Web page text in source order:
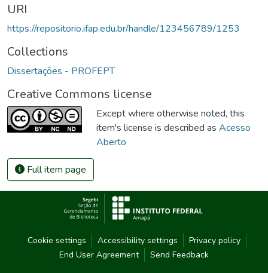
URI
https://repositorio.ifap.edu.br/handle/123456789/1253
Collections
Dissertações - PROFEPT
Creative Commons license
Except where otherwise noted, this
item's license is described as Acesso
Aberto
Full item page
Cookie settings Accessibility settings
Privacy policy
End User Agreement
Send Feedback